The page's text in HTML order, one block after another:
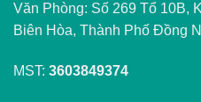
Văn Phòng: Số 269 Tổ 10B,
Biên Hòa, Thành Phố Đồng
MST: 3603849374